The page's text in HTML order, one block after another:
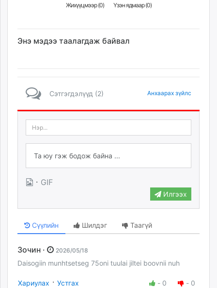
Жихүүцмээр (0) Үзэн ядмаар (0)
Энэ мэдээ таалагдаж байвал
Сэтгэгдэлүүд (2) Анхаарах зүйлс
· GIF
Илгээх
Сүүлийн Шилдэг Таагүй
Зочин · 2026/05/18
Daisogiin munhtsetseg 75oni tuulai jiltei boovnii nuh
Хариулах · Устгах - 0 - 0